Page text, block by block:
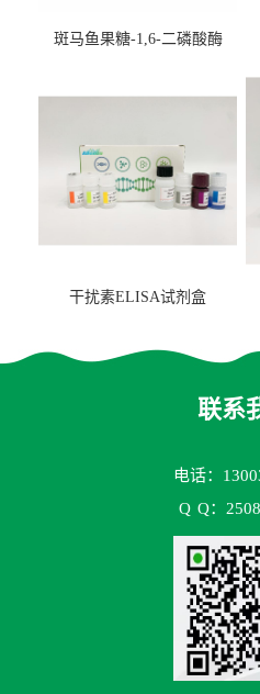
斑马鱼果糖-1,6-二磷酸酶
盒
干扰素ELISA试剂盒
联系
电话：
Q Q：